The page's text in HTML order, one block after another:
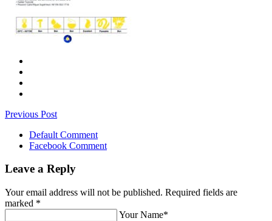
Previous Post
Default Comment
Facebook Comment
Leave a Reply
Your email address will not be published. Required fields are
marked *
Your Name*